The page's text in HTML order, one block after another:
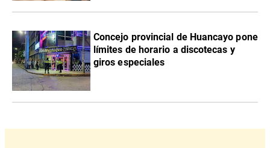
Concejo provincial de Huancayo pone
límites de horario a discotecas y
giros especiales